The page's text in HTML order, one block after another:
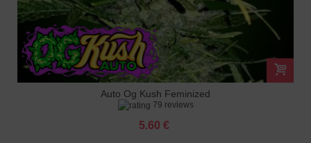
Auto Og Kush Feminized
79 reviews
5.60 €